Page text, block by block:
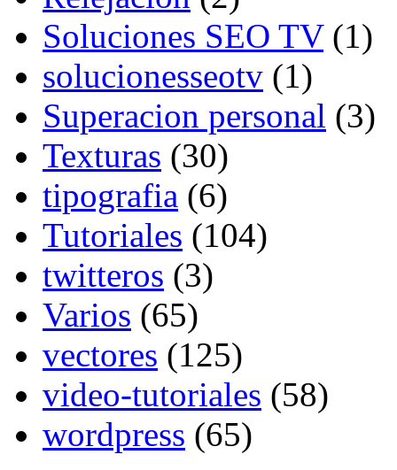
Soluciones SEO TV(1)
solucionesseotv (1)
Superacion personal (3)
Texturas (30)
tipografia (6)
Tutoriales (104)
twitteros (3)
Varios (65)
vectores (125)
video-tutoriales (58)
wordpress (65)